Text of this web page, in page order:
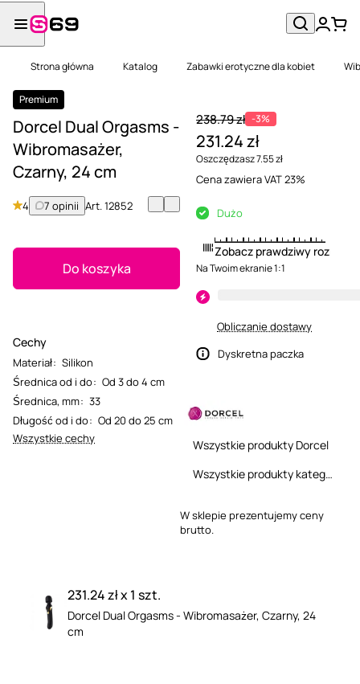
Strona główna Katalog Zabawki erotyczne dla kobiet
Premium
Dorcel Dual Orgasms -
Wibromasażer,
Czarny, 24 cm
4 7 opinii Art.12852
Do koszyka
Cechy
Materiał: Silikon
Średnica od i do: Od 3 do 4 cm
Średnica, mm: 33
Długość od i do: Od 20 do 25 cm
Wszystkie cechy
238.79 zł -3%
231.24 zł
Oszczędzasz 7.55 zł
Cena zawiera VAT 23%
Dużo
Zobacz prawdziwy rozmiar
Na Twoim ekranie 1:1
Obliczanie dostawy
Dyskretna paczka
Wszystkie produkty Dorcel
Wszystkie produkty kategorii
W sklepie prezentujemy ceny
brutto.
231.24 zł x 1 szt.
Dorcel Dual Orgasms - Wibromasażer, Czarny, 24
cm